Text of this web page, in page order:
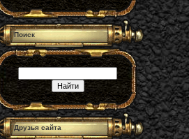
Поиск
Друзья сайта